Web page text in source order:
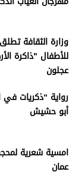
وزارة الثقافة
للأطفال "ذاكرة
عجلون
رواية “ذكريات في
أبو حشيش
امسية شعرية
عمان